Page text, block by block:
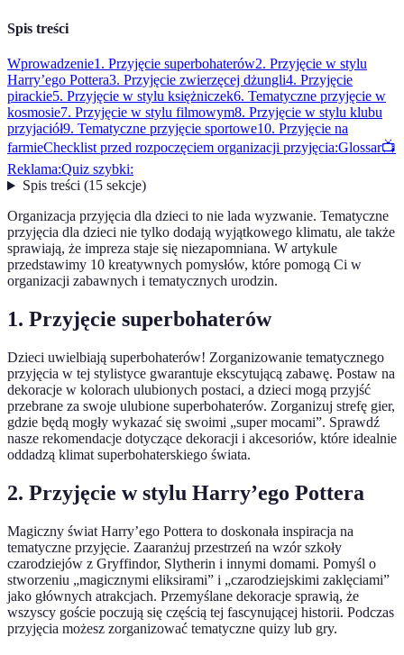
Spis treści
Wprowadzenie1. Przyjęcie superbohaterów2. Przyjęcie w stylu
Harry’ego Pottera3. Przyjęcie zwierzęcej dżungli4. Przyjęcie
pirackie5. Przyjęcie w stylu księżniczek6. Tematyczne przyjęcie w
kosmosie7. Przyjęcie w stylu filmowym8. Przyjęcie w stylu klubu
przyjaciół9. Tematyczne przyjęcie sportowe10. Przyjęcie na
farmieChecklist przed rozpoczęciem organizacji przyjęcia:Glossar📺
Reklama:Quiz szybki:
Spis treści(15 sekcje)
Organizacja przyjęcia dla dzieci to nie lada wyzwanie. Tematyczne
przyjęcia dla dzieci nie tylko dodają wyjątkowego klimatu, ale także
sprawiają, że impreza staje się niezapomniana. W artykule
przedstawimy 10 kreatywnych pomysłów, które pomogą Ci w
organizacji zabawnych i tematycznych urodzin.
1. Przyjęcie superbohaterów
Dzieci uwielbiają superbohaterów! Zorganizowanie tematycznego
przyjęcia w tej stylistyce gwarantuje ekscytującą zabawę. Postaw na
dekoracje w kolorach ulubionych postaci, a dzieci mogą przyjść
przebrane za swoje ulubione superbohaterów. Zorganizuj strefę gier,
gdzie będą mogły wykazać się swoimi „super mocami”. Sprawdź
nasze rekomendacje dotyczące dekoracji i akcesoriów, które idealnie
oddadzą klimat superbohaterskiego świata.
2. Przyjęcie w stylu Harry’ego Pottera
Magiczny świat Harry’ego Pottera to doskonała inspiracja na
tematyczne przyjęcie. Zaaranżuj przestrzeń na wzór szkoły
czarodziejów z Gryffindor, Slytherin i innymi domami. Pomyśl o
stworzeniu „magicznymi eliksirami” i „czarodziejskimi zaklęciami”
jako głównych atrakcjach. Przemyślane dekoracje sprawią, że
wszyscy goście poczują się częścią tej fascynującej historii. Podczas
przyjęcia możesz zorganizować tematyczne quizy lub gry.